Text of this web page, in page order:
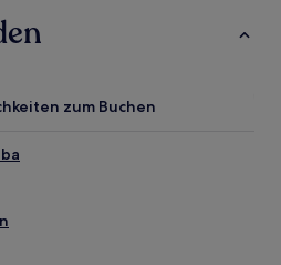
zum Buchen